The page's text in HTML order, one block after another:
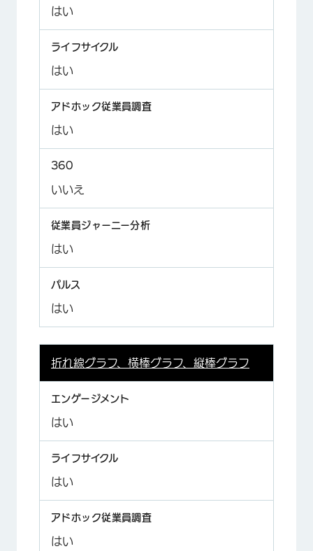
はい
はい
はい
いいえ
はい
はい
折れ線グラフ、横棒グラフ、縦棒グラフ
はい
はい
はい